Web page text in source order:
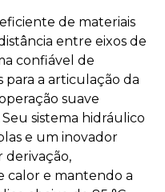
de materiais
entre eixos de
confiável de
para a articulação da
suave
sistema hidráulico
e um inovador
derivação,
calor e mantendo a